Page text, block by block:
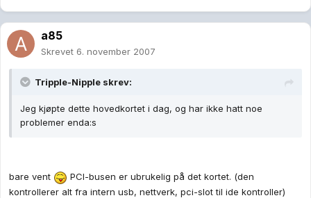
a85
Skrevet 6. november 2007
Tripple-Nipple skrev:
Jeg kjøpte dette hovedkortet i dag, og har ikke hatt noe
problemer enda:s
bare vent
PCI-busen er ubrukelig på det kortet. (den
kontrollerer alt fra intern usb, nettverk, pci-slot til ide kontroller)